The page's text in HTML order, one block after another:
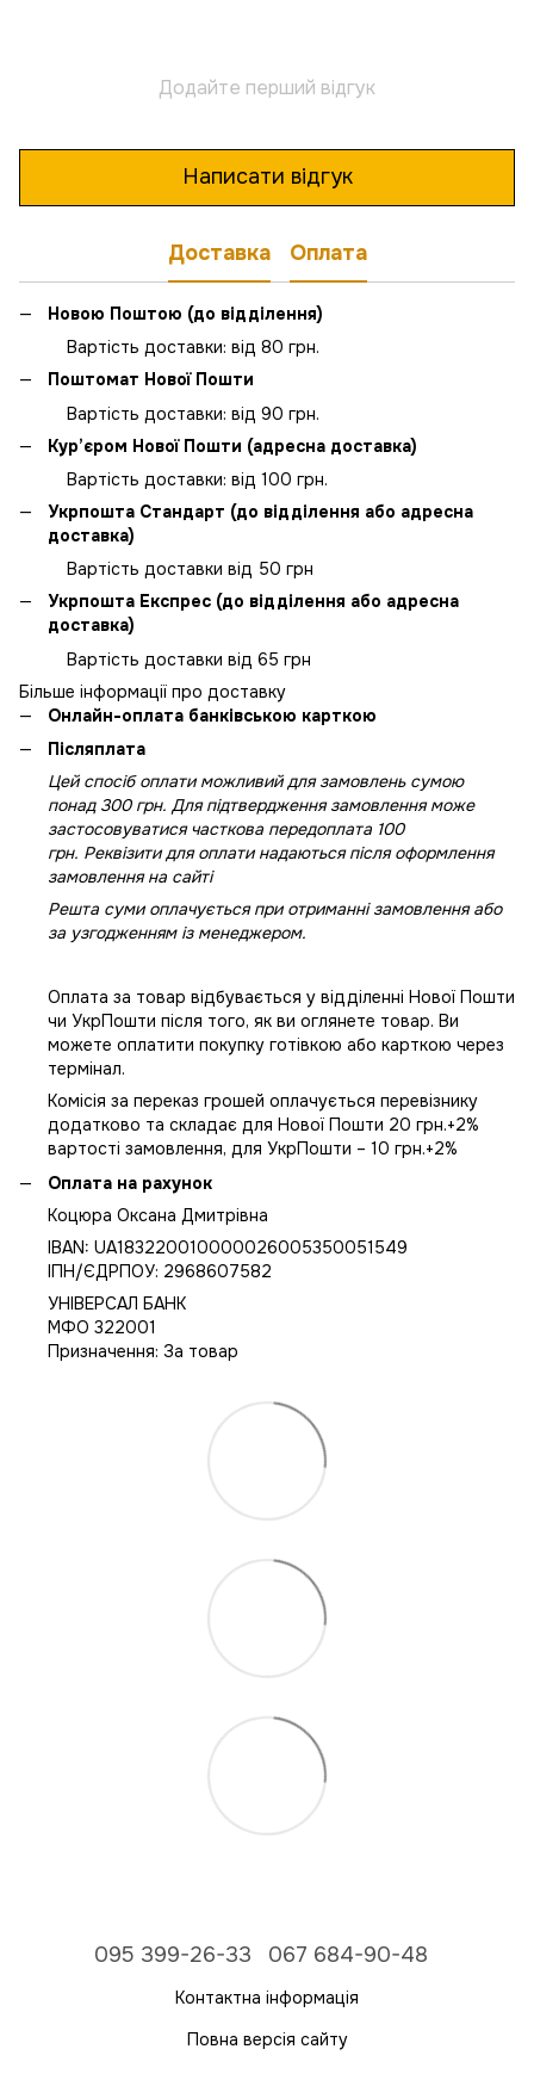
Додайте перший відгук
Написати відгук
Доставка Оплата
Новою Поштою (до відділення)
Вартість доставки: від 80 грн.
Поштомат Нової Пошти
Вартість доставки: від 90 грн.
Кур’єром Нової Пошти (адресна доставка)
Вартість доставки: від 100 грн.
Укрпошта Стандарт (до відділення або адресна
доставка)
Вартість доставки від 50 грн
Укрпошта Експрес (до відділення або адресна
доставка)
Вартість доставки від 65 грн
Більше інформації про доставку
Онлайн-оплата банківською карткою
Післяплата
Цей спосіб оплати можливий для замовлень сумою
понад 300 грн. Для підтвердження замовлення може
застосовуватися часткова передоплата 100
грн. Реквізити для оплати надаються після оформлення
замовлення на сайті
Решта суми оплачується при отриманні замовлення або
за узгодженням із менеджером.
Оплата за товар відбувається у відділенні Нової Пошти
чи УкрПошти після того, як ви оглянете товар. Ви
можете оплатити покупку готівкою або карткою через
термінал.
Комісія за переказ грошей оплачується перевізнику
додатково та складає для Нової Пошти 20 грн.+2%
вартості замовлення, для УкрПошти – 10 грн.+2%
Оплата на рахунок
Коцюра Оксана Дмитрівна
IBAN: UA183220010000026005350051549
IПН/ЄДРПОУ: 2968607582
УНІВЕРСАЛ БАНК
МФО 322001
Призначення: За товар
095 399-26-33 067 684-90-48
Контактна інформація
Повна версія сайту